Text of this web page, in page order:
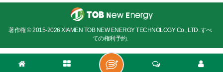
著作権 © 2015-2026 XIAMEN TOB NEW ENERGY TECHNOLOGY Co., LTD..すべ
ての権利予約.